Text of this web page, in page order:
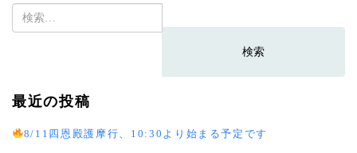
検
索:
最近の投稿
8/11四恩殿護摩行、10:30より始まる予定です